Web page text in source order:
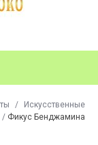
/
Искусственные
/ Фикус Бенджамина